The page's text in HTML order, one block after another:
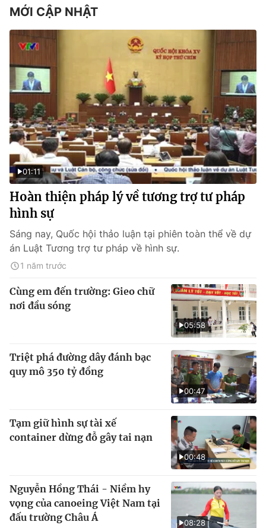
MỚI CẬP NHẬT
01:11
Hoàn thiện pháp lý về tương trợ tư pháp
hình sự
Sáng nay, Quốc hội thảo luận tại phiên toàn thể về dự
án Luật Tương trợ tư pháp về hình sự.
1 năm trước
05:58
Cùng em đến trường: Gieo chữ
nơi đầu sóng
00:47
Triệt phá đường dây đánh bạc
quy mô 350 tỷ đồng
00:48
Tạm giữ hình sự tài xế
container dừng đỗ gây tai nạn
08:28
Nguyễn Hồng Thái - Niềm hy
vọng của canoeing Việt Nam tại
đấu trường Châu Á